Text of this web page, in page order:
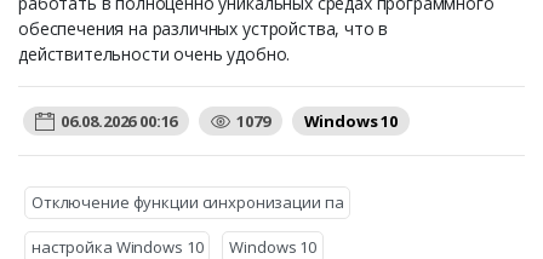
обеспечения на различных устройства, что в
действительности очень удобно.
06.08.2026 00:16 1079 Windows 10
Отключение функции синхронизации па
настройка Windows 10 Windows 10